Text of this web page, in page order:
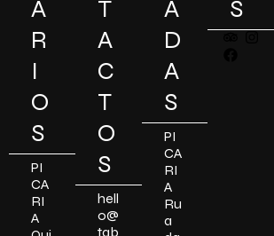
Á
R
I
O
S
PI
CA
RI
A
T
A
C
T
O
S
hell
o@
tab
A
D
A
S
PI
CA
RI
A
Ru
a
S